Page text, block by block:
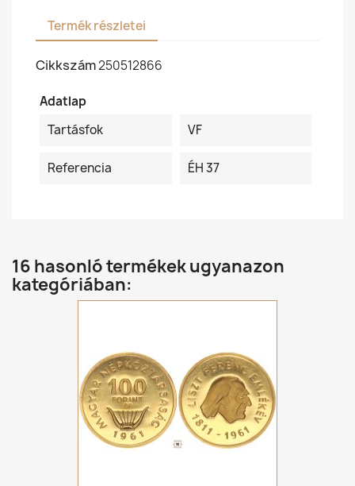
Termék részletei
Cikkszám250512866
Adatlap
Tartásfok
VF
Referencia ÉH 37
16 hasonló termékek ugyanazon
kategóriában: